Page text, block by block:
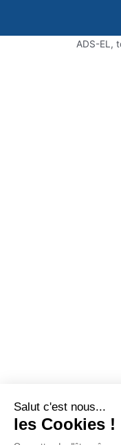
ADS-EL,